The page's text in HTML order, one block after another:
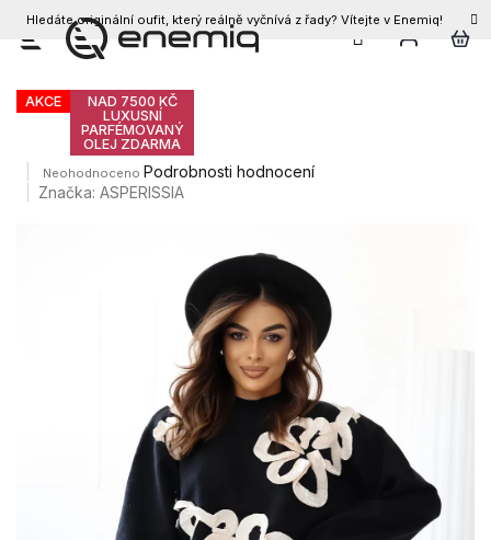
Přejít
Hledáte originální oufit, který reálně vyčnívá z řady? Vítejte v Enemiq!
CZK
Dámský svetr BETHANY
AKCE
NAD 7500 KČ
LUXUSNÍ
PARFÉMOVANÝ
OLEJ ZDARMA
Průměrné
hodnocení
Neohodnoceno Podrobnosti hodnocení
Značka:ASPERISSIA